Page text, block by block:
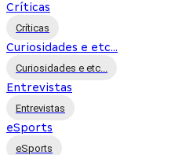
Críticas
Críticas
Curiosidades e etc...
Curiosidades e etc...
Entrevistas
Entrevistas
eSports
eSports